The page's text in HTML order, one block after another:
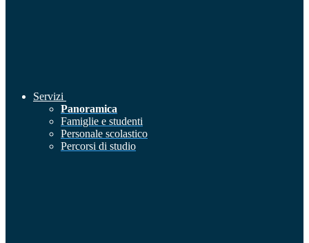
Servizi
Panoramica
Famiglie e studenti
Personale scolastico
Percorsi di studio